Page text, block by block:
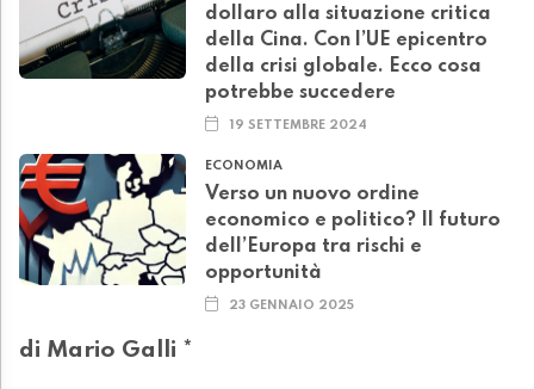
dollaro alla situazione critica
della Cina. Con l’UE epicentro
della crisi globale. Ecco cosa
potrebbe succedere
19 SETTEMBRE 2024
ECONOMIA
Verso un nuovo ordine
economico e politico? Il futuro
dell’Europa tra rischi e
opportunità
23 GENNAIO 2025
di Mario Galli *